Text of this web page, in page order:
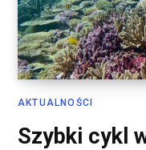
AKTUALNOŚCI
Szybki cykl